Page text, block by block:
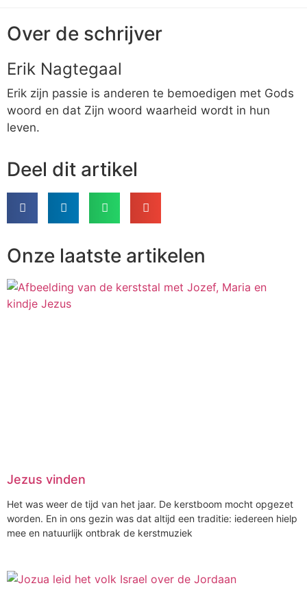
Over de schrijver
Erik Nagtegaal
Erik zijn passie is anderen te bemoedigen met Gods
woord en dat Zijn woord waarheid wordt in hun
leven.
Deel dit artikel
Onze laatste artikelen
Jezus vinden
Het was weer de tijd van het jaar. De kerstboom mocht opgezet
worden. En in ons gezin was dat altijd een traditie: iedereen hielp
mee en natuurlijk ontbrak de kerstmuziek